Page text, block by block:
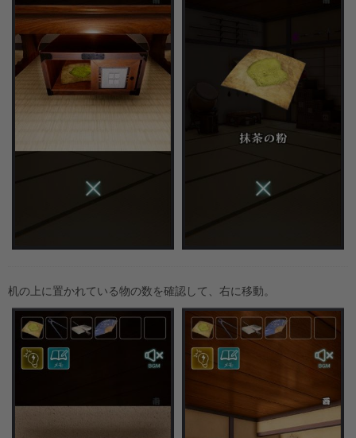
机の上に置かれている物の数を確認して、右に移動。